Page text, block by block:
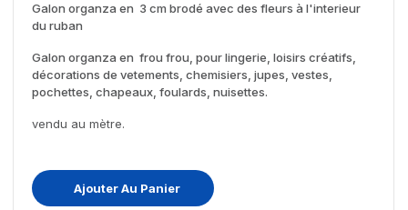
Galon organza en 3 cm brodé avec des fleurs à l'interieur
du ruban
Galon organza en frou frou, pour lingerie, loisirs créatifs,
décorations de vetements, chemisiers, jupes, vestes,
pochettes, chapeaux, foulards, nuisettes.
vendu au mètre.
Ajouter Au Panier